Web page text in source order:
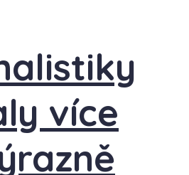
více